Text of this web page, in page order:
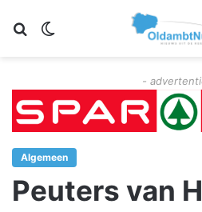
Zoeken
-
Algemeen
Peuters van